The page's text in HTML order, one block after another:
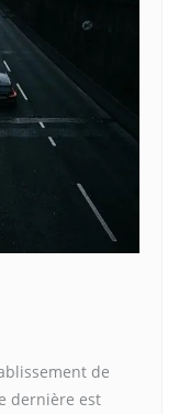
de
dernière est